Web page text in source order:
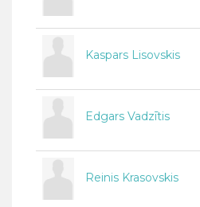
Kaspars Lisovskis
Edgars Vadzītis
Reinis Krasovskis